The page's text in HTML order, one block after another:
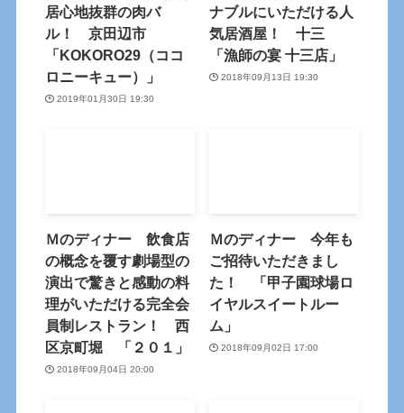
居心地抜群の肉バ
ル！ 京田辺市
「KOKORO29（ココ
ロニーキュー）」
2019年01月30日 19:30
ナブルにいただける人
気居酒屋！ 十三
「漁師の宴 十三店」
2018年09月13日 19:30
Ｍのディナー 飲食店
の概念を覆す劇場型の
演出で驚きと感動の料
理がいただける完全会
員制レストラン！ 西
区京町堀 「２０１」
2018年09月04日 20:00
Ｍのディナー 今年も
ご招待いただきまし
た！ 「甲子園球場ロ
イヤルスイートルー
ム」
2018年09月02日 17:00